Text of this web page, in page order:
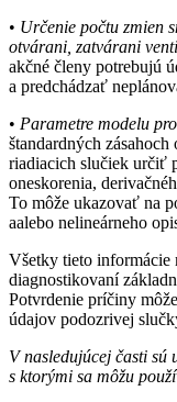
• Určenie počtu zmien
otvárani, zatvárani
akčné členy potrebujú
a predchádzať
• Parametre modelu
štandardných
riadiacich slučiek určiť
oneskorenia,
To môže ukazovať na
aalebo nelineárneho
Všetky tieto
diagnostikovaní
Potvrdenie príčiny
údajov podozrivej
V nasledujúcej časti sú
s ktorými sa môžu